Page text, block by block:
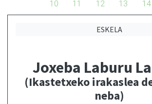
10
11 12 13 14
ESKELA
Joxeba Laburu
(Ikastetxeko irakaslea
neba)